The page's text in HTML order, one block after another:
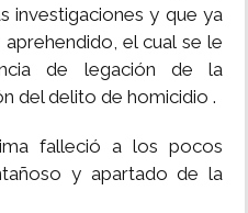
investigaciones y que ya
el cual se le
de legación de la
del delito de homicidio .
falleció a los pocos
y apartado de la